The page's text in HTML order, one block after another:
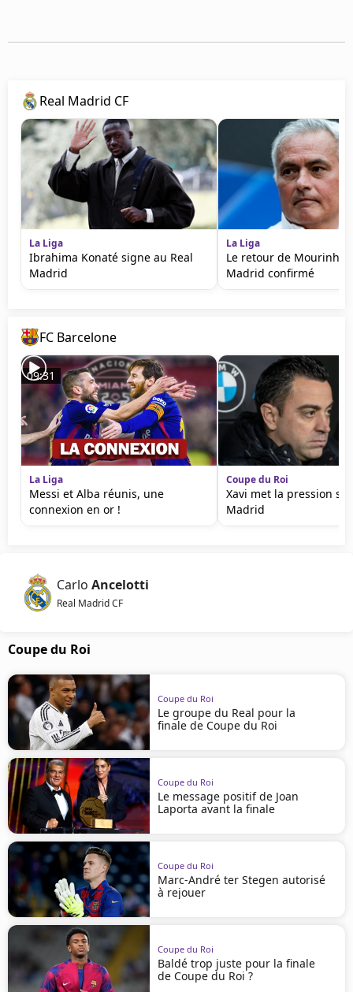
Real Madrid CF
La Liga
Ibrahima Konaté signe au Real
Madrid
La Liga
Le retour de Mourinho
Madrid confirmé
FC Barcelone
09:31
La Liga
Messi et Alba réunis, une
connexion en or !
Coupe du Roi
Xavi met la pression
Madrid
Carlo Ancelotti
Real Madrid CF
Coupe du Roi
Coupe du Roi
Le groupe du Real pour la
finale de Coupe du Roi
Coupe du Roi
Le message positif de Joan
Laporta avant la finale
Coupe du Roi
Marc-André ter Stegen autorisé
à rejouer
Coupe du Roi
Baldé trop juste pour la finale
de Coupe du Roi ?